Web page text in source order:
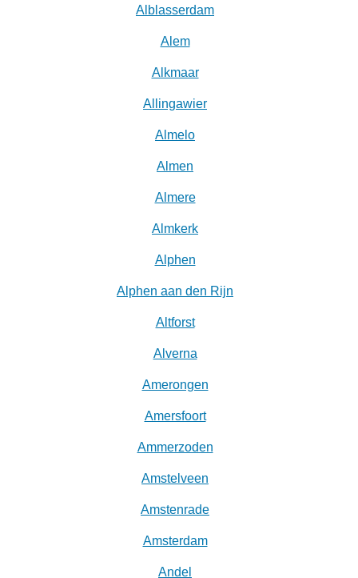
Alblasserdam
Alem
Alkmaar
Allingawier
Almelo
Almen
Almere
Almkerk
Alphen
Alphen aan den Rijn
Altforst
Alverna
Amerongen
Amersfoort
Ammerzoden
Amstelveen
Amstenrade
Amsterdam
Andel